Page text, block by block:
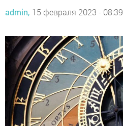
admin, 15 февраля 2023 - 08:39